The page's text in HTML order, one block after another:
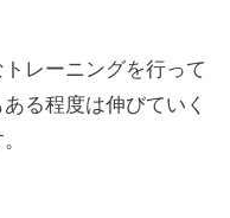
レーニングを行って
る程度は伸びていく